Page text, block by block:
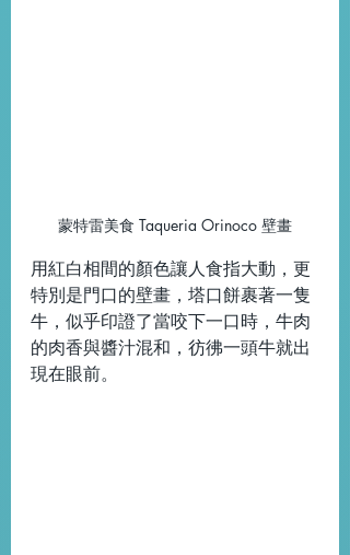
蒙特雷美食 Taqueria Orinoco 壁畫
用紅白相間的顏色讓人食指大動，更
特別是門口的壁畫，塔口餅裹著一隻
牛，似乎印證了當咬下一口時，牛肉
的肉香與醬汁混和，彷彿一頭牛就出
現在眼前。